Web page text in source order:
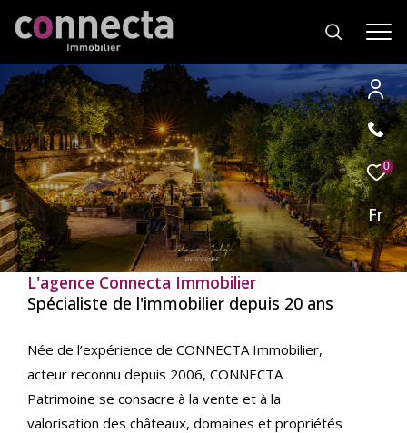
0
Fr
L'agence Connecta Immobilier
Spécialiste de l'immobilier depuis 20 ans
Née de l’expérience de CONNECTA Immobilier,
acteur reconnu depuis 2006, CONNECTA
Patrimoine se consacre à la vente et à la
valorisation des châteaux, domaines et propriétés
Effectuer
une
recherche
et
trouver
le
bien
correspond
à
vos
critères
Type
d'offre
Vente
Type
de
bien
Type de bien
Ville
RECHERCHER